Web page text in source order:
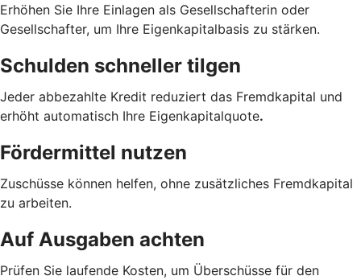
Erhöhen Sie Ihre Einlagen als Gesellschafterin oder
Gesellschafter, um Ihre Eigenkapitalbasis zu stärken.
Schulden schneller tilgen
Jeder abbezahlte Kredit reduziert das Fremdkapital und
erhöht automatisch Ihre Eigenkapitalquote.
Fördermittel nutzen
Zuschüsse können helfen, ohne zusätzliches Fremdkapital
zu arbeiten.
Auf Ausgaben achten
Prüfen Sie laufende Kosten, um Überschüsse für den